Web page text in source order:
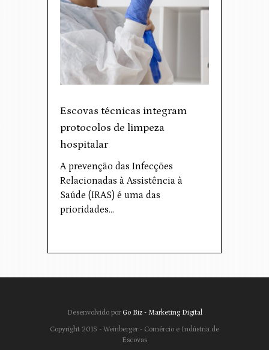
Escovas técnicas integram
protocolos de limpeza
hospitalar
A prevenção das Infecções
Relacionadas à Assistência à
Saúde (IRAS) é uma das
prioridades…
Desenvolvido por Go Biz - Marketing Digital
Copyright 2015 - Weinberger - Comércio e Indústria de
Escovas